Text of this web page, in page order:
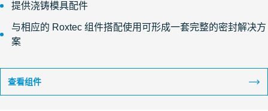
提供浇铸模具配件
与相应的 Roxtec 组件搭配使用可形成一套完整的密封解决方
案
查看组件